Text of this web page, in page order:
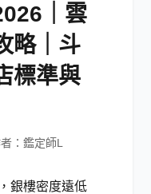
｜雲
略｜斗
標準與
：鑑定師L
銀樓密度遠低